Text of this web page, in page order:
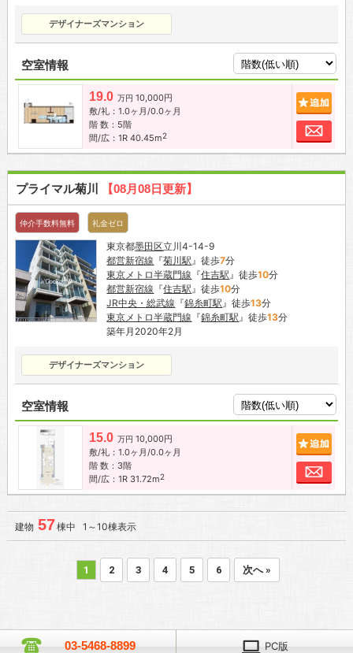
デザイナーズマンション
空室情報
19.0 万円 10,000円
敷/礼：1.0ヶ月/0.0ヶ月
階 数：5階
間/広：1R 40.45m2
お
プライマル菊川 【08月08日更新】
仲介手数料無料 礼金ゼロ
東京都墨田区立川4-14-9
都営新宿線 『菊川駅』徒歩7分
東京メトロ半蔵門線 『住吉駅』徒歩10分
都営新宿線 『住吉駅』徒歩10分
JR中央・総武線 『錦糸町駅』徒歩13分
東京メトロ半蔵門線 『錦糸町駅』徒歩13分
築年月2020年2月
デザイナーズマンション
空室情報
15.0 万円 10,000円
敷/礼：1.0ヶ月/0.0ヶ月
階 数：3階
間/広：1R 31.72m2
お
建物 57棟中 1～10棟表示
1 2 3 4 5 6 次へ »
03-5468-8899 PC版